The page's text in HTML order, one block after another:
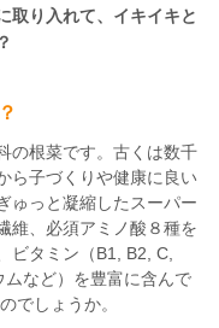
取り入れて、イキイキと
の根菜です。古くは数千
ら子づくりや健康に良い
ゅっと凝縮したスーパー
維、必須アミノ酸８種を
ビタミン（B1, B2, C,
など）を豊富に含んで
でしょうか。